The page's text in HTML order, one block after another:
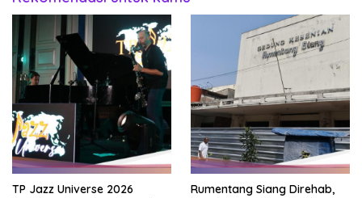
TP Jazz Universe 2026
Rumentang Siang Direhab,